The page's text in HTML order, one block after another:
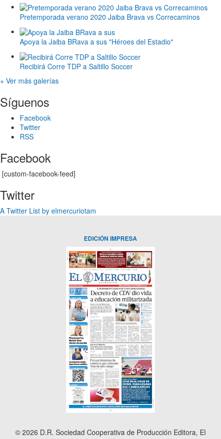
Pretemporada verano 2020 Jaiba Brava vs Correcaminos
Apoya la Jaiba BRava a sus "Héroes del Estadio"
Recibirá Corre TDP a Saltillo Soccer
+ Ver más galerías
Síguenos
Facebook
Twitter
RSS
Facebook
[custom-facebook-feed]
Twitter
A Twitter List by elmercuriotam
EDICIÓN IMPRESA
© 2026 D.R. Sociedad Cooperativa de Producción Editora, El